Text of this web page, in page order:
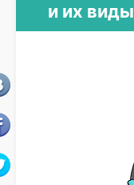
и их виды